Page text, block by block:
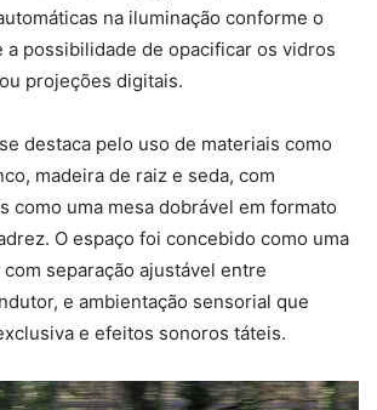
na iluminação conforme o
a possibilidade de opacificar os vidros
projeções digitais.
destaca pelo uso de materiais como
madeira de raiz e seda, com
como uma mesa dobrável em formato
O espaço foi concebido como uma
com separação ajustável entre
e ambientação sensorial que
e efeitos sonoros táteis.